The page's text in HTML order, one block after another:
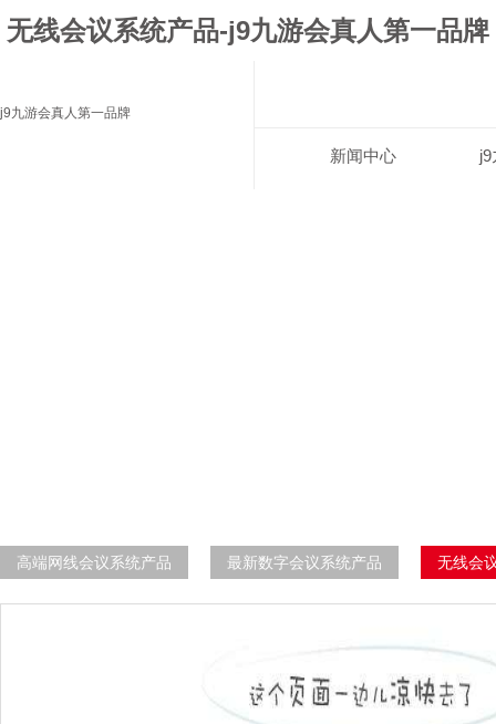
无线会议系统产品-j9九游会真人第一品牌
j9九游会真人第一品牌
新闻中心
高端网线会议系统产品 最新数字会议系统产品 无线会